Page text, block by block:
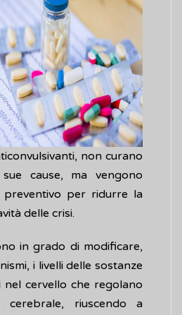
non curano
cause, ma vengono
preventivo per ridurre la
delle crisi.
in grado di modificare,
i livelli delle sostanze
nel cervello che regolano
cerebrale, riuscendo a